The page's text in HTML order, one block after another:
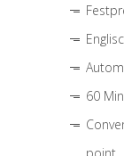
60